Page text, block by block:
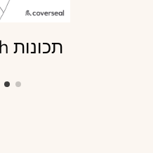
תכונות Bluetooth